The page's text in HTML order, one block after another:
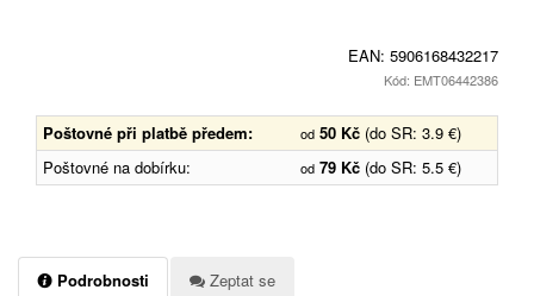
EAN: 5906168432217
Kód: EMT06442386
Poštovné při platbě předem: od 50 Kč (do SR: 3.9 €)
Poštovné na dobírku:
od 79 Kč (do SR: 5.5 €)
Podrobnosti Zeptat se